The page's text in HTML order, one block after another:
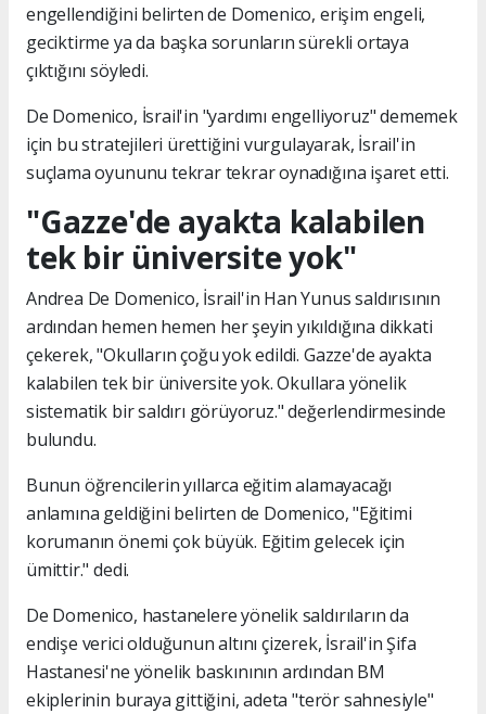
engellendiğini belirten de Domenico, erişim engeli,
geciktirme ya da başka sorunların sürekli ortaya
çıktığını söyledi.
De Domenico, İsrail'in "yardımı engelliyoruz" dememek
için bu stratejileri ürettiğini vurgulayarak, İsrail'in
suçlama oyununu tekrar tekrar oynadığına işaret etti.
"Gazze'de ayakta kalabilen
tek bir üniversite yok"
Andrea De Domenico, İsrail'in Han Yunus saldırısının
ardından hemen hemen her şeyin yıkıldığına dikkati
çekerek, "Okulların çoğu yok edildi. Gazze'de ayakta
kalabilen tek bir üniversite yok. Okullara yönelik
sistematik bir saldırı görüyoruz." değerlendirmesinde
bulundu.
Bunun öğrencilerin yıllarca eğitim alamayacağı
anlamına geldiğini belirten de Domenico, "Eğitimi
korumanın önemi çok büyük. Eğitim gelecek için
ümittir." dedi.
De Domenico, hastanelere yönelik saldırıların da
endişe verici olduğunun altını çizerek, İsrail'in Şifa
Hastanesi'ne yönelik baskınının ardından BM
ekiplerinin buraya gittiğini, adeta "terör sahnesiyle"